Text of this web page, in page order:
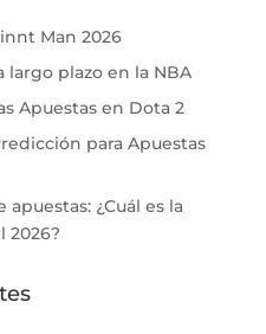
Man 2026
largo plazo en la NBA
Apuestas en Dota 2
para Apuestas
¿Cuál es la
2026?